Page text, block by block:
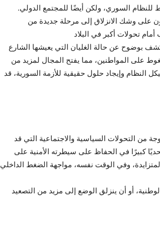
للنظام السوري، ولكن أيضًا للمجتمع الدولي.
على وشك الانزلاق إلى مرحلة جديدة من
بوضوح عن حالة الغليان التي يعيشها الشارع
على المواطنين، مما يفتح المجال لمزيد من
النظام وإيجاد حلول حقيقية للأزمة السورية، قد
من التحولات السياسية والاجتماعية التي قد
كبيرًا في الحفاظ على سيطرته الأمنية على
وفي الوقت نفسه، مواجهة الضغط الداخلي
أو أن ينزلق الوضع إلى مزيد من التصعيد